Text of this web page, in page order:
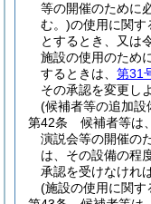
等の開催のために
む。)の使用に関す
とするとき、又は
施設の使用のため
するときは、 第31
その承認を変更し
(候補者等の追加設
第42条
候補者等は
演説会等の開催の
は、その設備の程
承認を受けなけれ
(施設の使用に関す